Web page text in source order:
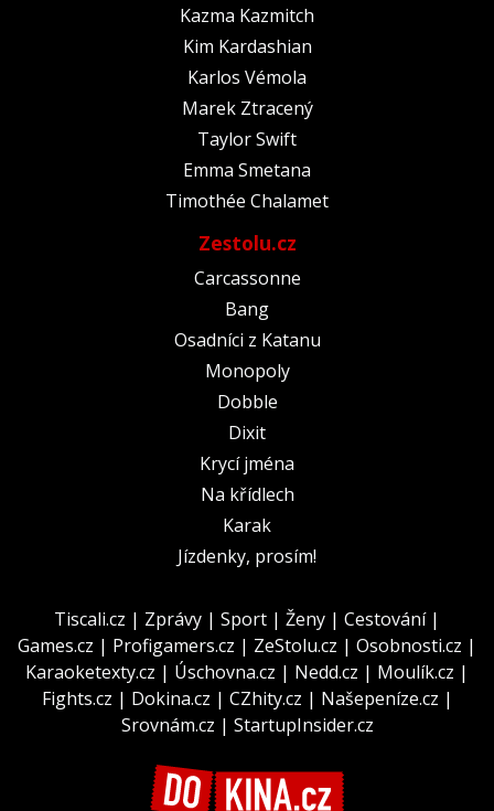
Kazma Kazmitch
Kim Kardashian
Karlos Vémola
Marek Ztracený
Taylor Swift
Emma Smetana
Timothée Chalamet
Zestolu.cz
Carcassonne
Bang
Osadníci z Katanu
Monopoly
Dobble
Dixit
Krycí jména
Na křídlech
Karak
Jízdenky, prosím!
Tiscali.cz | Zprávy | Sport | Ženy | Cestování|
Games.cz | Profigamers.cz | ZeStolu.cz | Osobnosti.cz |
Karaoketexty.cz | Úschovna.cz | Nedd.cz | Moulík.cz |
Fights.cz | Dokina.cz | CZhity.cz | Našepeníze.cz |
Srovnám.cz | StartupInsider.cz